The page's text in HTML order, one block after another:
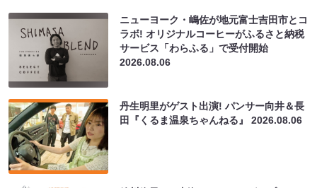
ニューヨーク・嶋佐が地元富士吉田市とコ
ラボ! オリジナルコーヒーがふるさと納税
サービス「わらふる」で受付開始
2026.08.06
丹生明里がゲスト出演! パンサー向井＆長
田『くるま温泉ちゃんねる』2026.08.06